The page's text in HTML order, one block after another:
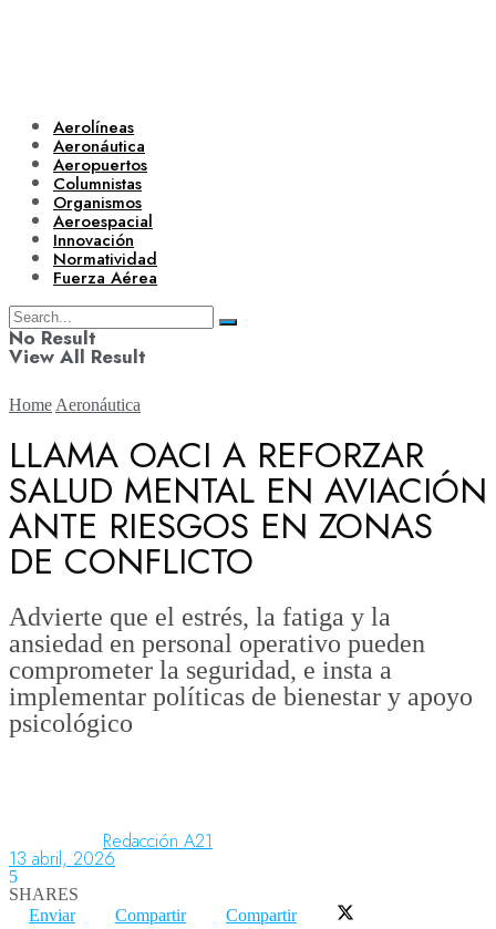
Aerolíneas
Aeronáutica
Aeropuertos
Columnistas
Organismos
Aeroespacial
Innovación
Normatividad
Fuerza Aérea
No Result
View All Result
Aerolíneas
Aeronáutica
Aeropuertos
Columnistas
Home Aeronáutica
LLAMA OACI A REFORZAR
SALUD MENTAL EN AVIACIÓN
ANTE RIESGOS EN ZONAS
DE CONFLICTO
Advierte que el estrés, la fatiga y la
ansiedad en personal operativo pueden
comprometer la seguridad, e insta a
implementar políticas de bienestar y apoyo
psicológico
Redacción A21
13 abril, 2026
5
SHARES
Enviar
Compartir Compartir